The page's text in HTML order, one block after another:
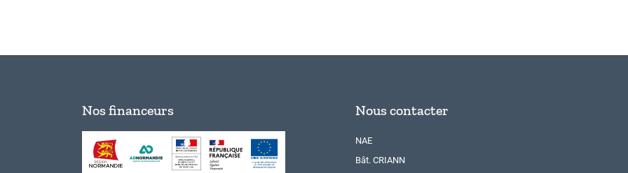
Nos financeurs Nous contacter
NAE
Bât. CRIANN